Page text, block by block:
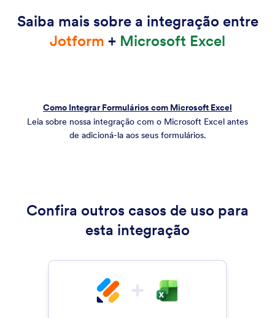
Saiba mais sobre a integração entre
Jotform + Microsoft Excel
Como Integrar Formulários com Microsoft Excel
Leia sobre nossa integração com o Microsoft Excel antes
de adicioná-la aos seus formulários.
Confira outros casos de uso para
esta integração